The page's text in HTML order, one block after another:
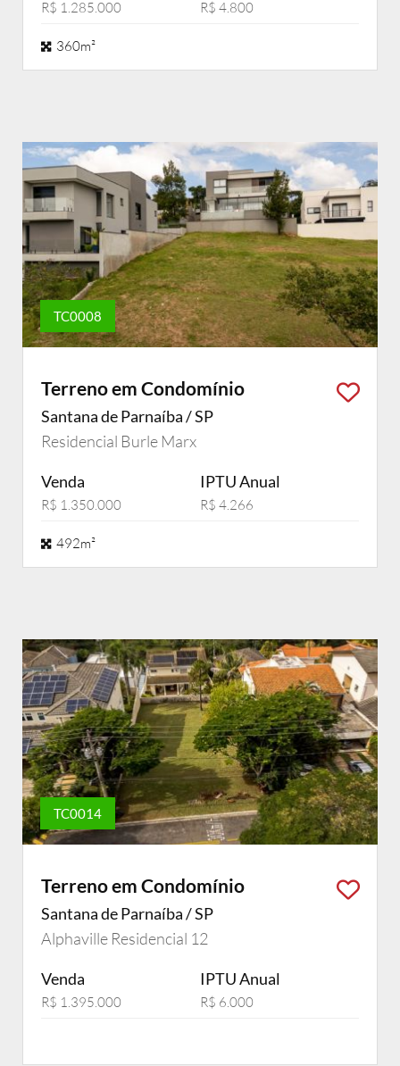
R$ 1.285.000 R$ 4.800
360m²
TC0008
Terreno em Condomínio
Santana de Parnaíba / SP
Residencial Burle Marx
Venda
R$ 1.350.000
IPTU Anual
R$ 4.266
492m²
TC0014
Terreno em Condomínio
Santana de Parnaíba / SP
Alphaville Residencial 12
Venda
R$ 1.395.000
IPTU Anual
R$ 6.000